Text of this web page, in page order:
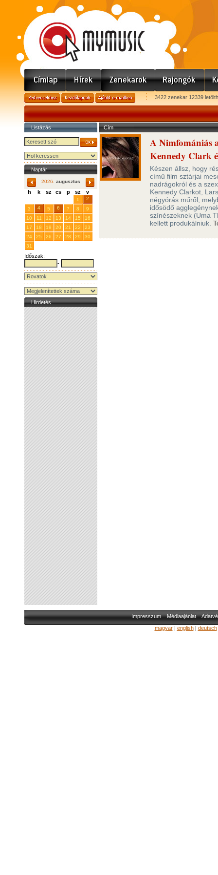
3422 zenekar 12339
Listázás
Naptár
2026. augusztus
h k sz cs p sz v
1
2
3
4 5 6 7 8
9
10
11 12 13 14 15
16
17
18 19 20 21 22
23
24
25 26 27 28 29
30
31
Időszak:
-
Hirdetés
Cím
A Nimfomániás
Kennedy Clark
Készen állsz, hogy
című film sztárjai
nadrágokról és a
Kennedy Clarkot,
négyórás műről,
idősödő
színészeknek (Uma
kellett produkálniuk.
Impresszum Médiaajánlat
magyar| english| deutsch